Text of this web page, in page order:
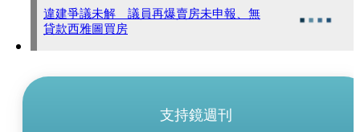
違建爭議未解 議員再爆賣房未申報、無
貸款西雅圖買房
支持鏡週刊